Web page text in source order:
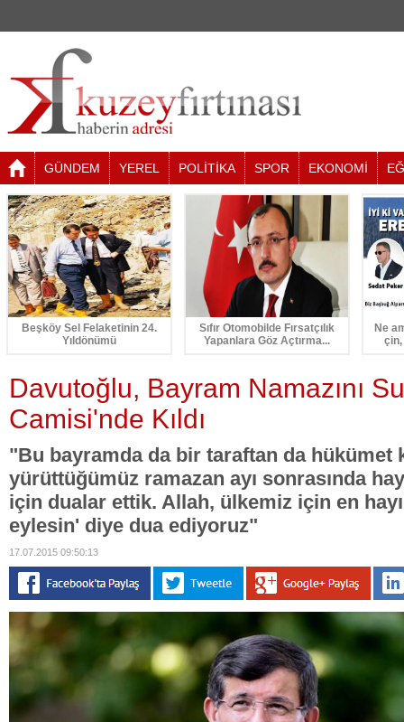
GÜNDEM YEREL POLİTİKA SPOR EKONOMİ
Beşköy Sel Felaketinin 24.
Yıldönümü
Sıfır Otomobilde Fırsatçılık
Yapanlara Göz Açtırma...
Ne
Davutoğlu, Bayram Namazını
Camisi'nde Kıldı
"Bu bayramda da bir taraftan da hükümet
yürüttüğümüz ramazan ayı sonrasında
için dualar ettik. Allah, ülkemiz için en
eylesin' diye dua ediyoruz"
17.07.2015 09:50:13